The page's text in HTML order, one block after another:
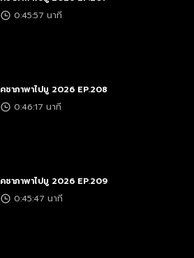
0:45:57 นาที
คชาภาพาไปมู 2026 EP.208
0:46:17 นาที
คชาภาพาไปมู 2026 EP.209
0:45:47 นาที